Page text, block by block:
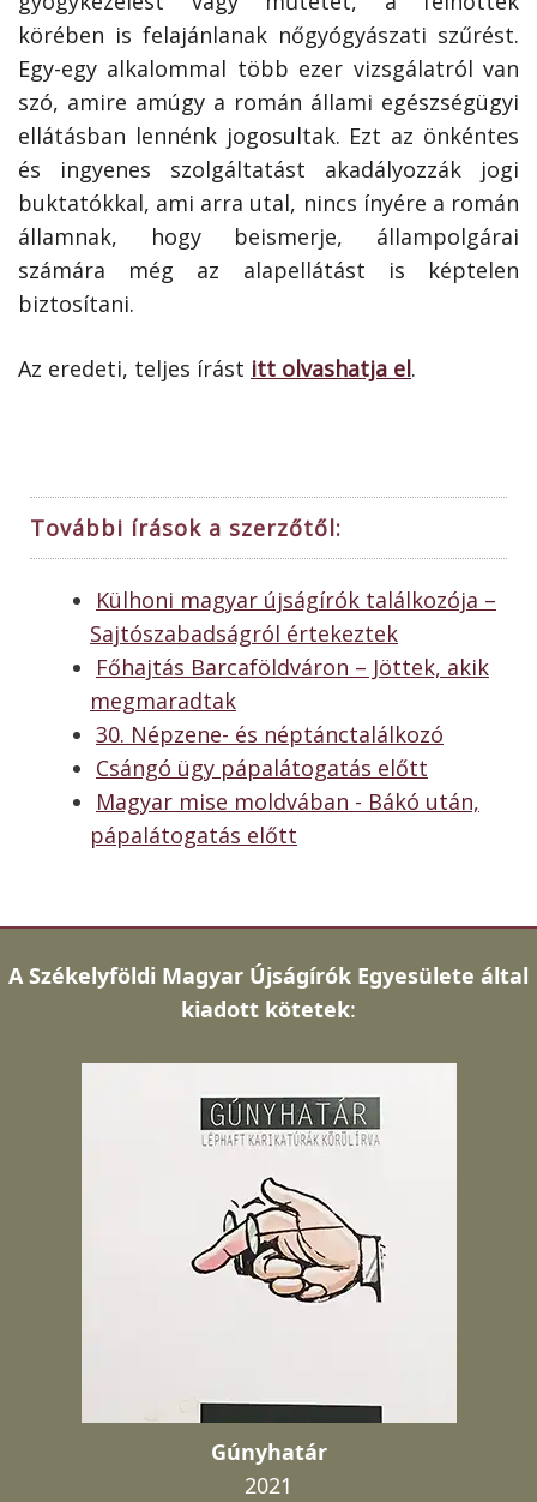
körében is felajánlanak nőgyógyászati szűrést.
Egy-egy alkalommal több ezer vizsgálatról van
szó, amire amúgy a román állami egészségügyi
ellátásban lennénk jogosultak. Ezt az önkéntes
és ingyenes szolgáltatást akadályozzák jogi
buktatókkal, ami arra utal, nincs ínyére a román
államnak, hogy beismerje, állampolgárai
számára még az alapellátást is képtelen
biztosítani.
Az eredeti, teljes írást itt olvashatja el.
További írások a szerzőtől:
Külhoni magyar újságírók találkozója –
Sajtószabadságról értekeztek
Főhajtás Barcaföldváron – Jöttek, akik
megmaradtak
30. Népzene- és néptánctalálkozó
Csángó ügy pápalátogatás előtt
Magyar mise moldvában - Bákó után,
pápalátogatás előtt
A Székelyföldi Magyar Újságírók Egyesülete által
kiadott kötetek:
Gúnyhatár
2021